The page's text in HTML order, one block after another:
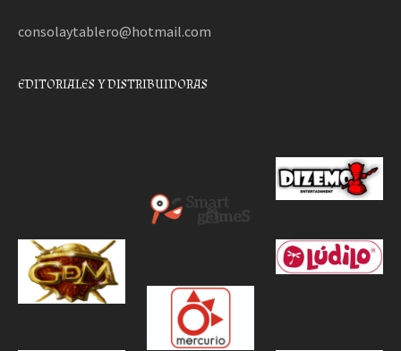
consolaytablero@hotmail.com
EDITORIALES Y DISTRIBUIDORAS